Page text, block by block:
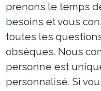
prenons le temps
besoins et vous
toutes les
obsèques. Nous
personne est
personnalisé. Si